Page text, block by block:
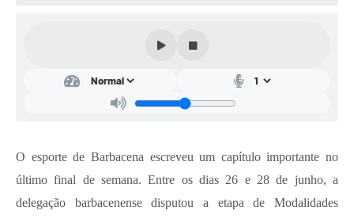
PNAB 2026 - Ciclo 2
Plano Diretor e Mobilidade Urbana
3º Jornada Empreendedora BQ
O esporte de Barbacena escreveu um capítulo importante no
último final de semana. Entre os dias 26 e 28 de junho, a
delegação barbacenense disputou a etapa de Modalidades